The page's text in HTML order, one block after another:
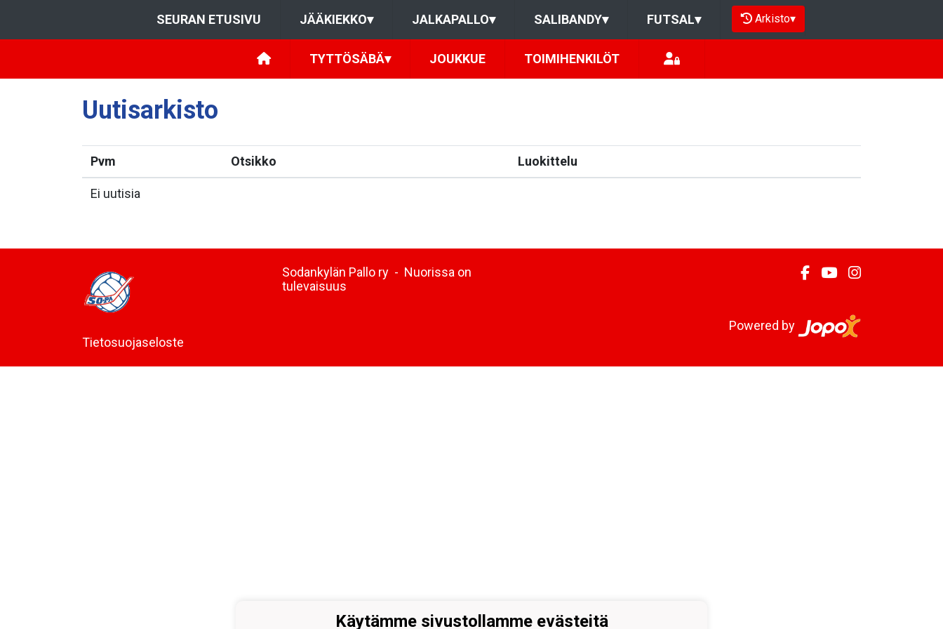
SEURAN ETUSIVU JÄÄKIEKKO▾ JALKAPALLO▾ SALIBANDY▾ FUTSAL▾ Arkisto▾
TYTTÖSÄBÄ▾ JOUKKUE TOIMIHENKILÖT
Uutisarkisto
Pvm Otsikko Luokittelu
Ei uutisia
Tietosuojaseloste
Sodankylän Pallo ry - Nuorissa on
tulevaisuus
Powered by
Käytämme sivustollamme evästeitä